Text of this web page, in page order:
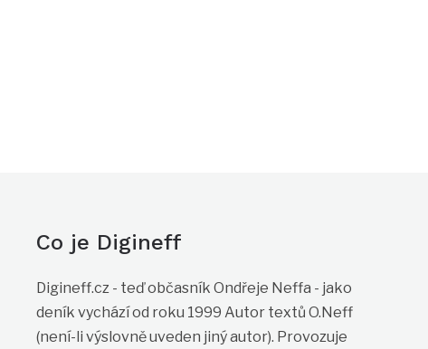
Co je Digineff
Digineff.cz - teď občasník Ondřeje Neffa - jako
deník vychází od roku 1999 Autor textů O.Neff
(není-li výslovně uveden jiný autor). Provozuje